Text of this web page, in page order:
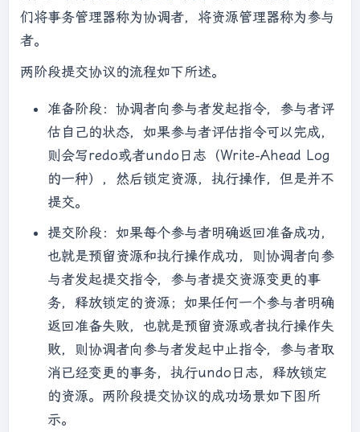
们将事务管理器称为协调者，将资源管理器称为参与
者。
两阶段提交协议的流程如下所述。
准备阶段：协调者向参与者发起指令，参与者评
估自己的状态，如果参与者评估指令可以完成，
则会写redo或者undo日志（Write-Ahead Log
的一种），然后锁定资源，执行操作，但是并不
提交。
提交阶段：如果每个参与者明确返回准备成功，
也就是预留资源和执行操作成功，则协调者向参
与者发起提交指令，参与者提交资源变更的事
务，释放锁定的资源；如果任何一个参与者明确
返回准备失败，也就是预留资源或者执行操作失
败，则协调者向参与者发起中止指令，参与者取
消已经变更的事务，执行undo日志，释放锁定
的资源。两阶段提交协议的成功场景如下图所
示。